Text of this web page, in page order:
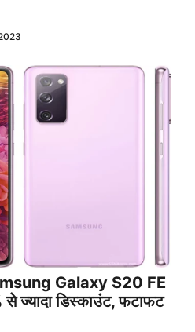
Galaxy S20 FE
से ज्यादा डिस्काउंट, फटाफट